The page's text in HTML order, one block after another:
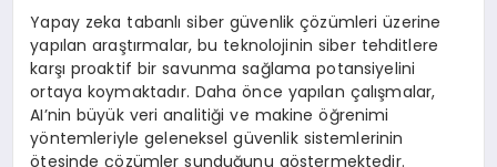
Yapay zeka tabanlı siber güvenlik çözümleri üzerine
yapılan araştırmalar, bu teknolojinin siber tehditlere
karşı proaktif bir savunma sağlama potansiyelini
ortaya koymaktadır. Daha önce yapılan çalışmalar,
AI’nin büyük veri analitiği ve makine öğrenimi
yöntemleriyle geleneksel güvenlik sistemlerinin
ötesinde çözümler sunduğunu göstermektedir.